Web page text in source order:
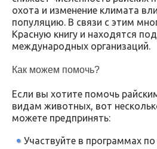
охота и изменение климата
популяцию. В связи с этим
Красную книгу и находятся
международных организаций.
Как можем помочь?
Если вы хотите помочь
видам животных, вот
можете предпринять:
Участвуйте в программах